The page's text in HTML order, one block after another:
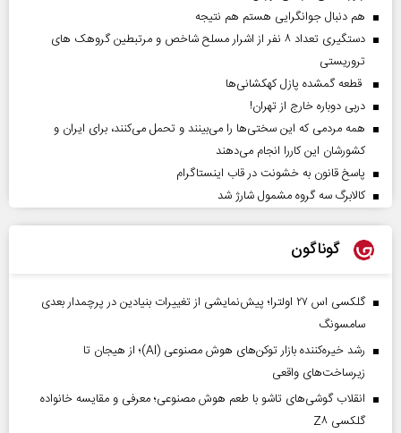
هم دنبال جوانگرایی هستم هم نتیجه
دستگیری تعداد ۸ نفر از اشرار مسلح شاخص و مرتبطین گروهک های
تروریستی
قطعه گمشده پازل کهکشانی‌ها
دربی دوباره خارج از تهران!
همه مردمی که این سختی‌ها را می‌بینند و تحمل می‌کنند، برای ایران و
کشورشان این کاررا انجام می‌دهند
پاسخ قانون به خشونت در قاب اینستاگرام
کالابرگ سه گروه مشمول شارژ شد
گوناگون
گلکسی اس ۲۷ اولترا؛ پیش‌نمایشی از تغییرات بنیادین در پرچمدار بعدی
سامسونگ
رشد خیره‌کننده بازار توکن‌های هوش مصنوعی (AI)؛ از هیجان تا
زیرساخت‌های واقعی
انقلاب گوشی‌های تاشو‌ با طعم هوش مصنوعی؛ معرفی و مقایسه خانواده
گلکسی Z۸